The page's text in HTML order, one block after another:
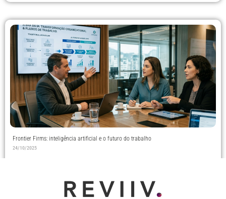
Frontier Firms: inteligência artificial e o futuro do trabalho
24/10/2025